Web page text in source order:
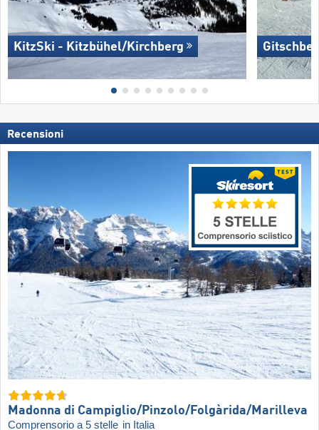
KitzSki - Kitzbühel/​Kirchberg
Recensioni
Madonna di Campiglio/​Pinzolo/​Folgàrida/​Marilleva
Comprensorio a 5 stelle in Italia